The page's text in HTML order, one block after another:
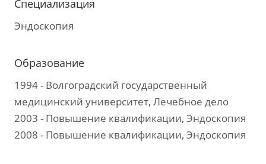
Специализация
Эндоскопия
Образование
1994 - Волгоградский государственный
медицинский университет, Лечебное дело
2003 - Повышение квалификации, Эндоскопия
2008 - Повышение квалификации, Эндоскопия